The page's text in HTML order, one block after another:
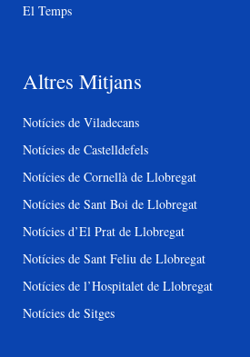
El Temps
Altres Mitjans
Notícies de Viladecans
Notícies de Castelldefels
Notícies de Cornellà de Llobregat
Notícies de Sant Boi de Llobregat
Notícies d’El Prat de Llobregat
Notícies de Sant Feliu de Llobregat
Notícies de l’Hospitalet de Llobregat
Notícies de Sitges